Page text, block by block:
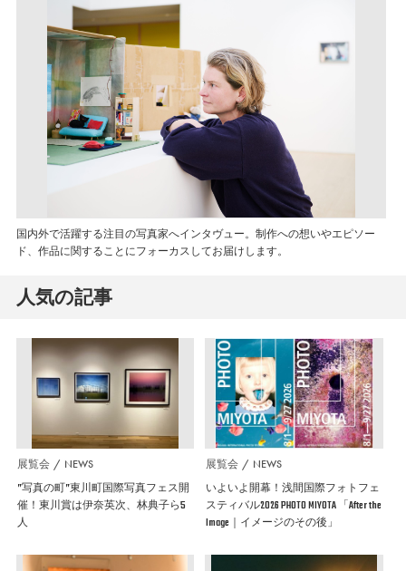
国内外で活躍する注目の写真家へインタヴュー。制作への想いやエピソー
ド、作品に関することにフォーカスしてお届けします。
人気の記事
展覧会 NEWS
”写真の町”東川町国際写真フェス開
催！東川賞は伊奈英次、林典子ら5
人
展覧会 NEWS
いよいよ開幕！浅間国際フォトフェ
スティバル2026 PHOTO MIYOTA 「After the
Image｜イメージのその後」